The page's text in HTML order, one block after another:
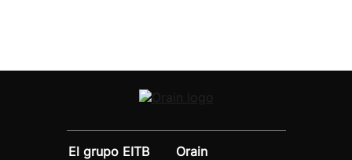
El grupo EITB
Orain